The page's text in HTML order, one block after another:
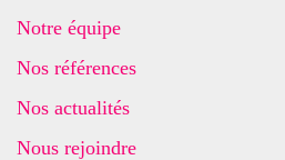
Notre équipe
Nos références
Nos actualités
Nous rejoindre